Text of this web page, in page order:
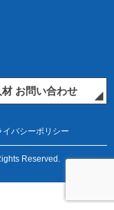
材 お問い合わせ
イバシーポリシー
Reserved.